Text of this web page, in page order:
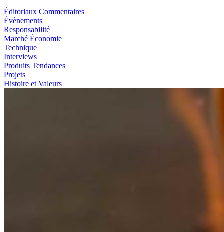
Éditoriaux Commentaires
Évènements
Responsabilité
Marché Économie
Technique
Interviews
Produits Tendances
Projets
Histoire et Valeurs